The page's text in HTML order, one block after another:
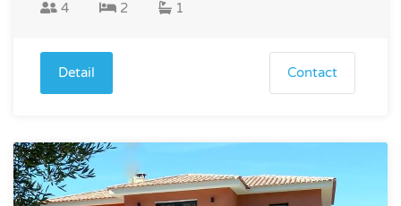
4 2 1
Detail Contact